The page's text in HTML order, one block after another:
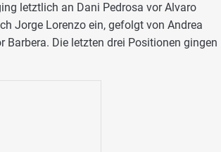
letztlich an Dani Pedrosa vor Alvaro
Jorge Lorenzo ein, gefolgt von Andrea
Barbera. Die letzten drei Positionen gingen